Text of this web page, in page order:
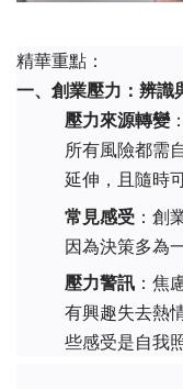
精華重點：
一、創業壓力：辨識
壓力來源轉變
所有風險都需
延伸，且隨時
常見感受：創
因為決策多為
壓力警訊：焦
有興趣失去熱
些感受是自我